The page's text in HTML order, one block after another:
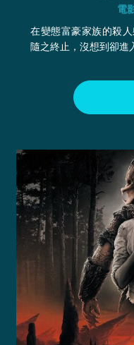
電
在變態富豪家族的殺
隨之終止，沒想到卻進